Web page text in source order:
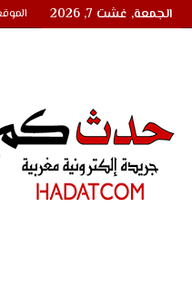
الجمعة, غشت 7, 2026